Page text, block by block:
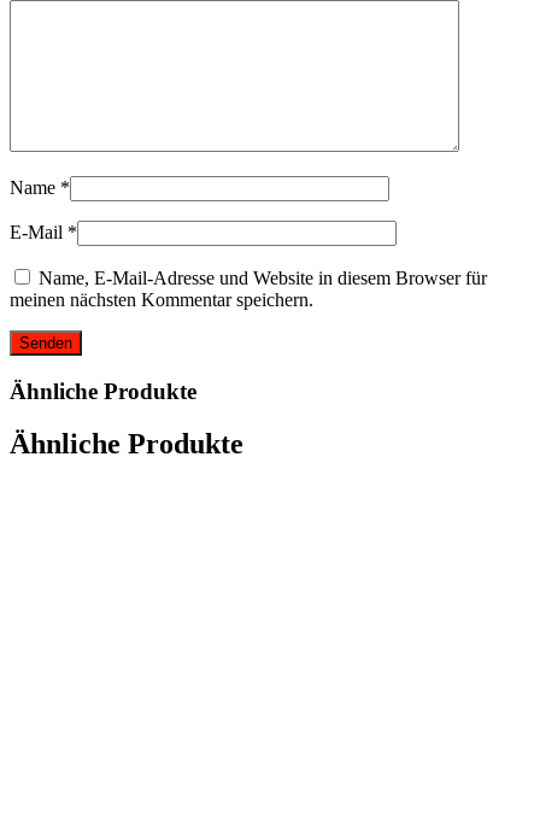
Name *
E-Mail *
Name, E-Mail-Adresse und Website in diesem Browser für
meinen nächsten Kommentar speichern.
Ähnliche Produkte
Ähnliche Produkte